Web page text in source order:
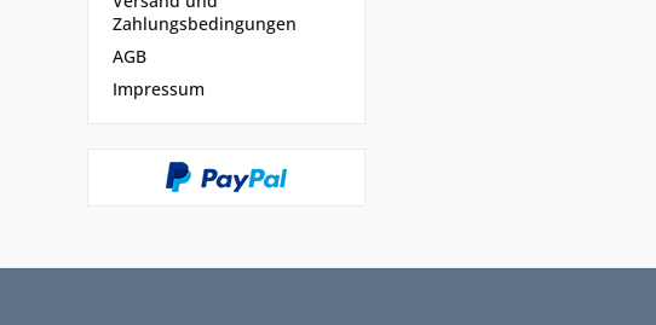
Zahlungsbedingungen
AGB
Impressum